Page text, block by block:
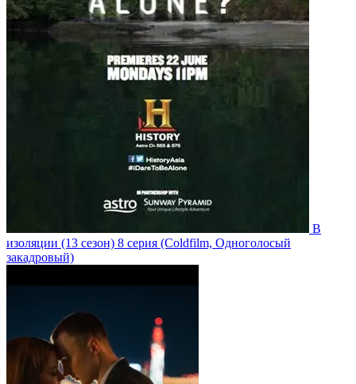
В
изоляции (13 сезон) 8 серия (Coldfilm, Одноголосый
закадровый)